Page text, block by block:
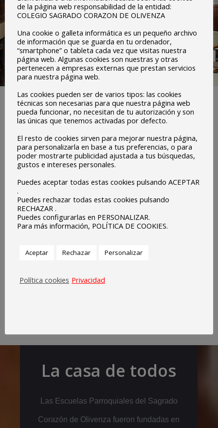
Testimonios
Virginia Galan
esas paredes, recorriendo cada pasillo, cada aula,
La casa de todos
Las Escuelas Parroquiales del Sagrado
Corazón de Olivenza fueron fundadas en
de la página web responsabilidad de la entidad:
COLEGIO SAGRADO CORAZON DE OLIVENZA
Una cookie o galleta informática es un pequeño archivo
de información que se guarda en tu ordenador,
“smartphone” o tableta cada vez que visitas nuestra
página web. Algunas cookies son nuestras y otras
pertenecen a empresas externas que prestan servicios
para nuestra página web.
Las cookies pueden ser de varios tipos: las cookies
técnicas son necesarias para que nuestra página web
pueda funcionar, no necesitan de tu autorización y son
las únicas que tenemos activadas por defecto.
El resto de cookies sirven para mejorar nuestra página,
para personalizarla en base a tus preferencias, o para
poder mostrarte publicidad ajustada a tus búsquedas,
gustos e intereses personales.
Puedes aceptar todas estas cookies pulsando ACEPTAR
.
Puedes rechazar todas estas cookies pulsando
RECHAZAR .
Puedes configurarlas en PERSONALIZAR.
Para más información, POLÍTICA DE COOKIES.
Aceptar Rechazar Personalizar
Política cookies Privacidad